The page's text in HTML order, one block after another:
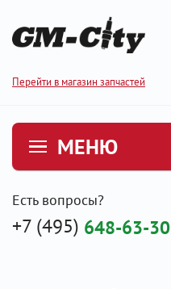
Перейти в магазин запчастей
МЕНЮ
Есть вопросы?
+7 (495) 648-63-30